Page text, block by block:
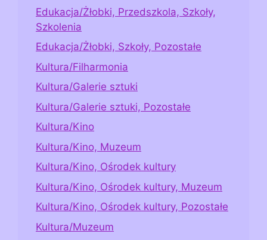
Edukacja/Żłobki, Przedszkola, Szkoły,
Szkolenia
Edukacja/Żłobki, Szkoły, Pozostałe
Kultura/Filharmonia
Kultura/Galerie sztuki
Kultura/Galerie sztuki, Pozostałe
Kultura/Kino
Kultura/Kino, Muzeum
Kultura/Kino, Ośrodek kultury
Kultura/Kino, Ośrodek kultury, Muzeum
Kultura/Kino, Ośrodek kultury, Pozostałe
Kultura/Muzeum